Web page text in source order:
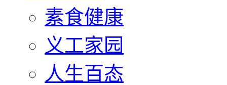
素食健康
义工家园
人生百态